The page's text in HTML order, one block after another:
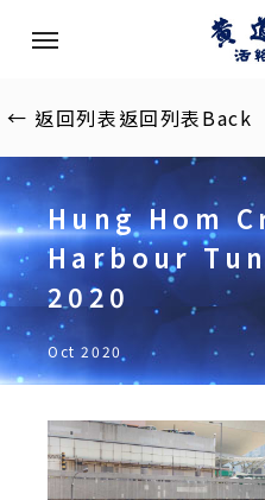
content
Menu
← 返回列表返回列表Back
Hung Hom
Harbour
2020
Oct 2020